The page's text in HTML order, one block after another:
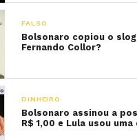
FALSO
Bolsonaro copiou o
Fernando Collor?
DINHEIRO
Bolsonaro assinou a
R$ 1,00 e Lula usou uma